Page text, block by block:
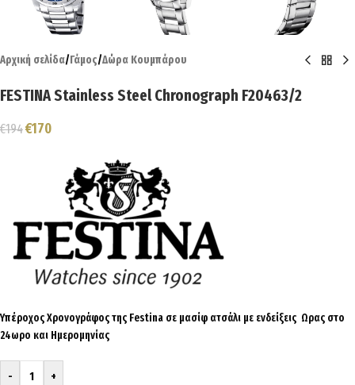
Αρχική σελίδα/Γάμος/Δώρα Κουμπάρου
FESTINA Stainless Steel Chronograph F20463/2
€194€170
Υπέροχος Χρονογράφος της Festina σε μασίφ ατσάλι με ενδείξεις Ωρας στο
24ωρο και Ημερομηνίας
- +